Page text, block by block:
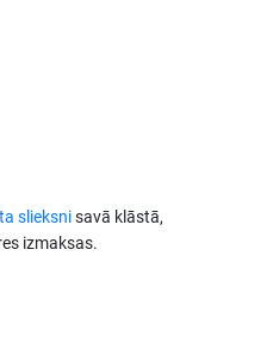
slieksnisavā klāstā,
izmaksas.